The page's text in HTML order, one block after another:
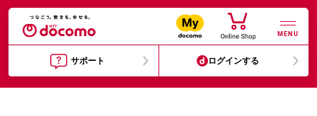
MENU
サポート ログインする